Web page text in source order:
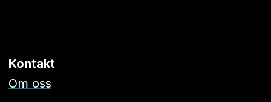
Kontakt
Om oss